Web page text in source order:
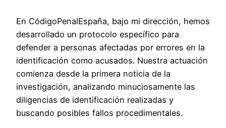
En CódigoPenalEspaña, bajo mi dirección, hemos
desarrollado un protocolo específico para
defender a personas afectadas por errores en la
identificación como acusados. Nuestra actuación
comienza desde la primera noticia de la
investigación, analizando minuciosamente las
diligencias de identificación realizadas y
buscando posibles fallos procedimentales.